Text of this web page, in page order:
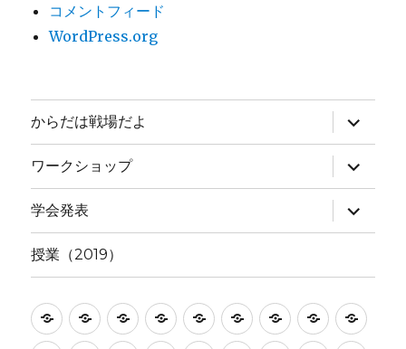
コメントフィード
WordPress.org
からだは戦場だよ
サ
ブ
メ
ニ
ュ
ー
を
展
開
ワークショップ
サ
ブ
メ
ニ
ュ
ー
開
学会発表
サ
ブ
メ
ー
展
開
授業（2019）
CLASS
in
CLASS
in
CLASS
in
TEACHERS
test い
ま
か
ら
か
ら
か